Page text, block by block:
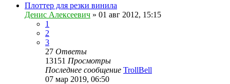
Плоттер для резки винила
Денис Алексеевич » 01 авг 2012, 15:15
1
2
3
27 Ответы
13151 Просмотры
Последнее сообщение TrollBell
07 мар 2019, 06:50